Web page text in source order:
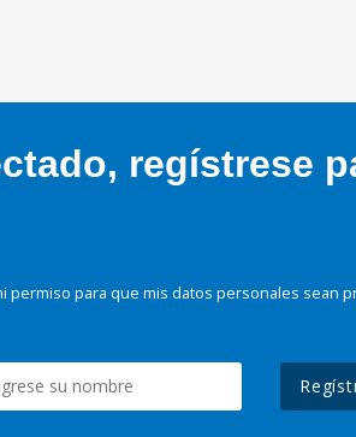
regístrese
permiso para que mis datos personales sean